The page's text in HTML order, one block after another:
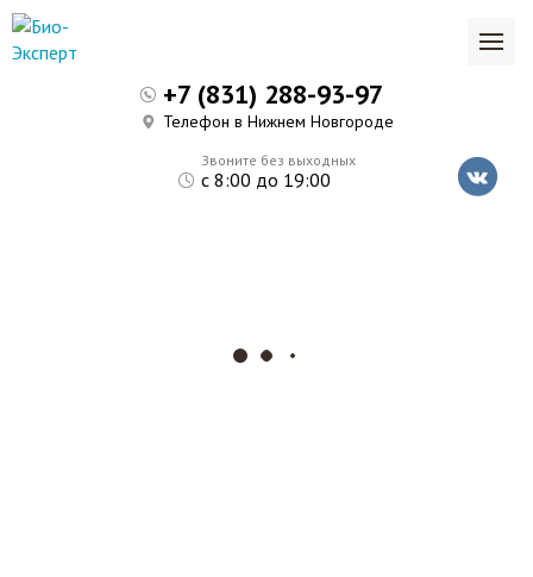
Звоните без выходных
с 8:00 до 19:00
+7 (831) 288-93-97
Телефон в Нижнем Новгороде